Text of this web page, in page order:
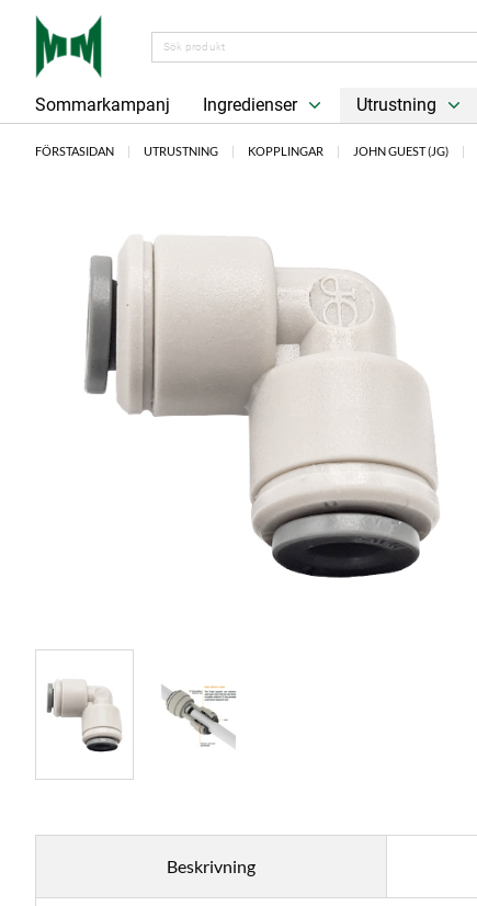
Sommarkampanj Ingredienser Utrustning
FÖRSTASIDAN UTRUSTNING KOPPLINGAR JOHN GUEST (JG)
Beskrivning